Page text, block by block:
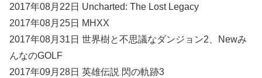
2017年08月22日 Uncharted: The Lost Legacy
2017年08月25日 MHXX
2017年08月31日 世界樹と不思議なダンジョン2、Newみ
んなのGOLF
2017年09月28日 英雄伝説 閃の軌跡3